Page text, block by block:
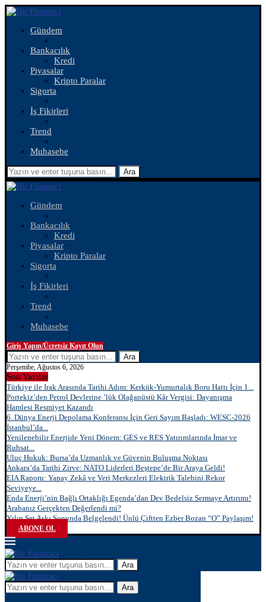
Gündem
Bankacılık
Kredi
Piyasalar
Kripto Paralar
Sigorta
İş Fikirleri
Trend
Muhasebe
Ara
Gündem
Bankacılık
Kredi
Piyasalar
Kripto Paralar
Sigorta
İş Fikirleri
Trend
Muhasebe
Giriş Yapın/Ücretsiz Kayıt Olun
Ara
Perşembe, Ağustos 6, 2026
Son Yazılar
Türkiye ile Irak Arasında Tarihi Adım: Kerkük-Yumurtalık Boru Hattı İçin 1...
Portekiz’den Petrol Devlerine ’lük Olağanüstü Kâr Vergisi: Dayanışma
Hamlesi Resmiyet Kazandı
6. Dünya Enerji Depolama Konferansı İçin Geri Sayım Başladı: WESC-2026
İstanbul’da...
Yenilenebilir Enerjide Yeni Dönem: GES ve RES Yatırımlarında İmar ve
Ruhsat...
Uluç Hukuk: Bursa’da Uzmanlık ve Güvenin Buluşma Noktası
Ankara’da Tarihi Zirve: NATO Liderleri Beştepe’de Bir Araya Geldi!
EIA Raporu: Yapay Zekâ ve Veri Merkezleri Elektrik Talebini Rekor
Seviyeye...
Enda Enerji’nin Bağlı Ortaklığı Egenda’dan Dev Bedelsiz Sermaye Artırımı!
Arabanız Gerçekten Değerlendi mi?
Yılın Set Aşkı Sonunda Belgelendi! Ünlü Çiftten Ezber Bozan “O” Paylaşım!
ABONE OL
Ara
Ara